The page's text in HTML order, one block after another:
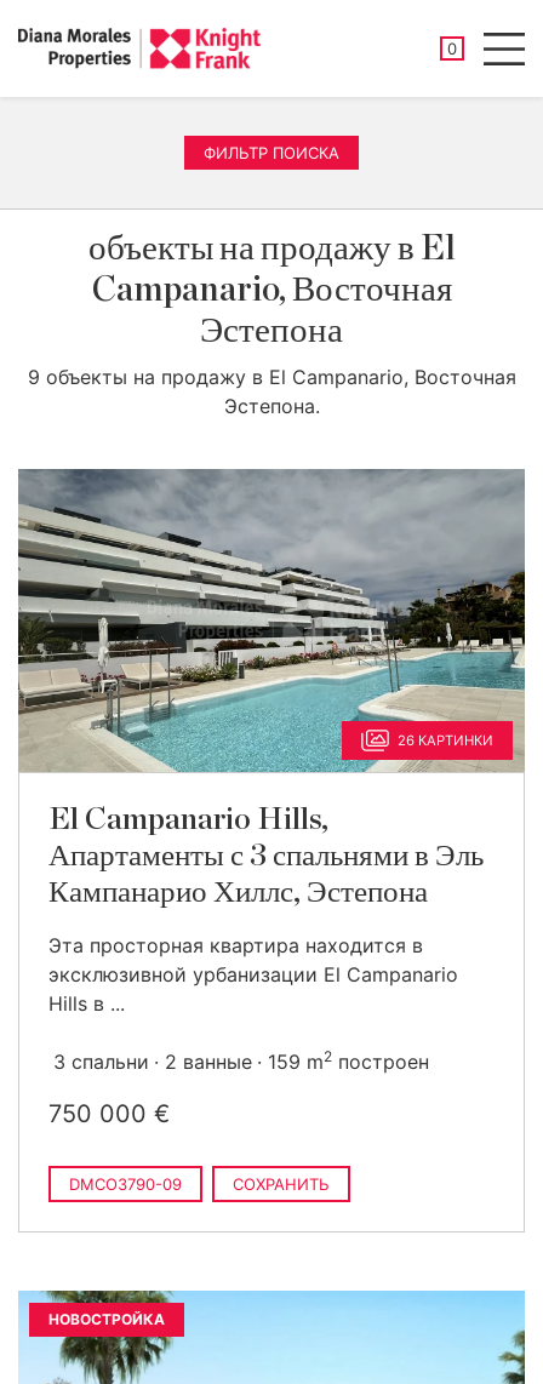
0
ФИЛЬТР ПОИСКА
объекты на продажу в El
Campanario, Восточная
Эстепона
9 объекты на продажу в El Campanario, Восточная
Эстепона.
26 КАРТИНКИ
El Campanario Hills,
Апартаменты с 3 спальнями в Эль
Кампанарио Хиллс, Эстепона
Эта просторная квартира находится в
эксклюзивной урбанизации El Campanario
Hills в ...
3 спальни 2 ванные 159 m2 построен
750 000 €
DMCO3790-09 СОХРАНИТЬ
НОВОСТРОЙКА